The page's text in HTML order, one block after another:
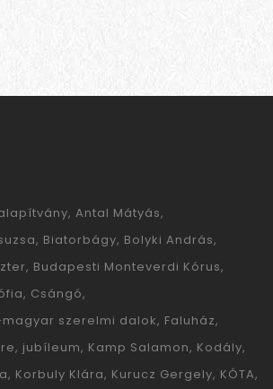
Antal Mátyás
Biatorbágy Bolyki András
Budapesti Monteverdi Kórus
Csángó
szerelmi dalok Faluház
jubíleum Kamp Salamon Kodály
Korbuly Klára Kurucz Gergely KÓTA